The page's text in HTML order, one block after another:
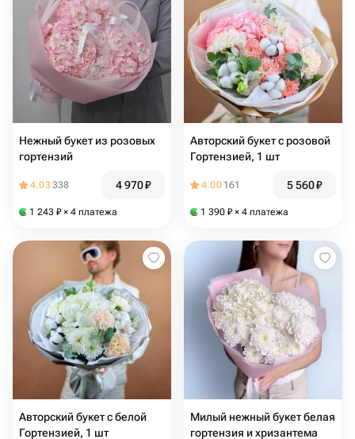
Нежный букет из розовых
гортензий
4.03338 4 970₽
1 243 ₽ × 4 платежа
Авторский букет с розовой
Гортензией, 1 шт
4.00 161 5 560₽
1 390 ₽ × 4 платежа
Авторский букет с белой
Гортензией, 1 шт
Милый нежный букет белая
гортензия и хризантема